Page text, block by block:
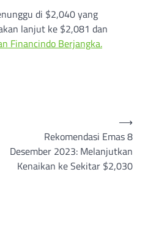
di $2,040 yang
lanjut ke $2,081 dan
Financindo Berjangka.
Rekomendasi Emas 8
Desember 2023: Melanjutkan
Kenaikan ke Sekitar $2,030
⟶